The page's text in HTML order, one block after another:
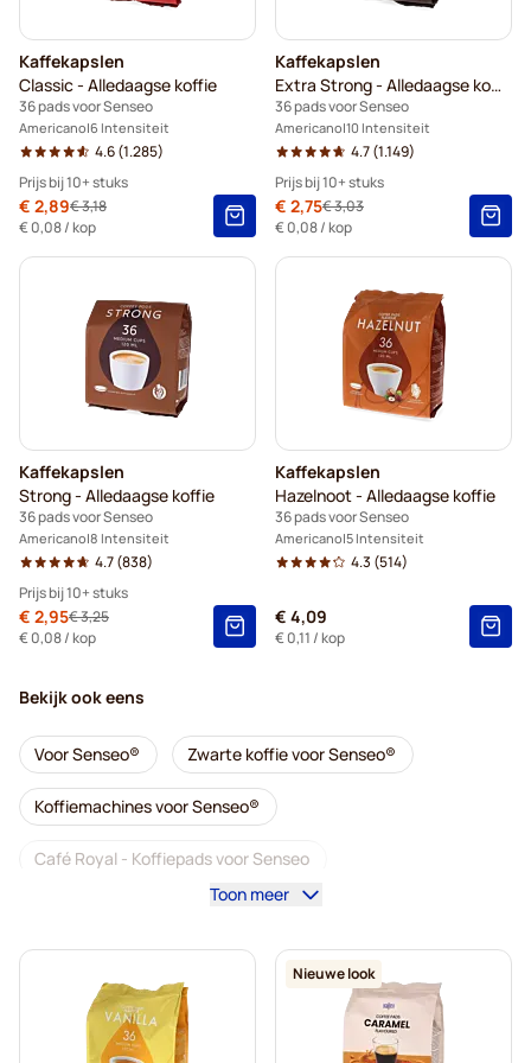
Kaffekapslen
Classic - Alledaagse koffie
36 pads voor Senseo
Americano 6 Intensiteit
4.6(1.285)
Prijs bij 10+ stuks
Speciale prijs
€ 2,89Normale prijs
€ 3,18
€ 0,08/ kop
1 =€ 3,18
5+ =€ 3,03
10+
Kaffekapslen
Extra Strong - Alledaagse koffie
36 pads voor Senseo
Americano 10 Intensiteit
4.7(1.149)
Prijs bij 10+ stuks
Speciale prijs
€ 2,75Normale prijs
€ 3,03
€ 0,08/ kop
1 =
5+ =€ 2,89
10+
Kaffekapslen
Strong - Alledaagse koffie
36 pads voor Senseo
Americano 8 Intensiteit
4.7(838)
Prijs bij 10+ stuks
Speciale prijs
€ 2,95Normale prijs
€ 3,25
€ 0,08/ kop
10+
Kaffekapslen
Hazelnoot - Alledaagse koffie
36 pads voor Senseo
Americano 5 Intensiteit
4.3 (514)
€ 4,09
€ 0,11 / kop
Nieuwe look
Bekijk ook eens
Voor Senseo® Zwarte koffie voor Senseo®
Koffiemachines voor Senseo®
Café Royal - Koffiepads voor Senseo
Cafeïnevrij - Koffiepads voor Senseo
Ontkalken en onderhoud voor Senseo
Toon meer